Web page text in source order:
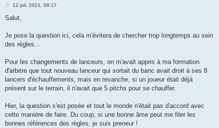
M
s
g
12 juil. 2021, 08:17
Salut,
Je pose la question ici, cela m'évitera de chercher trop longtemps au sein
des règles...
Pour les changements de lanceurs, on m'avait appris à ma formation
d'arbitre que tout nouveau lanceur qui sortait du banc avait droit à ses 8
lancers d'échauffements, mais en revanche, si un joueur était déjà
présent sur le terrain, il n'avait que 5 pitchs pour se chauffer.
Hier, la question s'est posée et tout le monde n'était pas d'accord avec
cette manière de faire. Du coup, si une bonne âme peut me filer les
bonnes références des règles, je suis preneur !